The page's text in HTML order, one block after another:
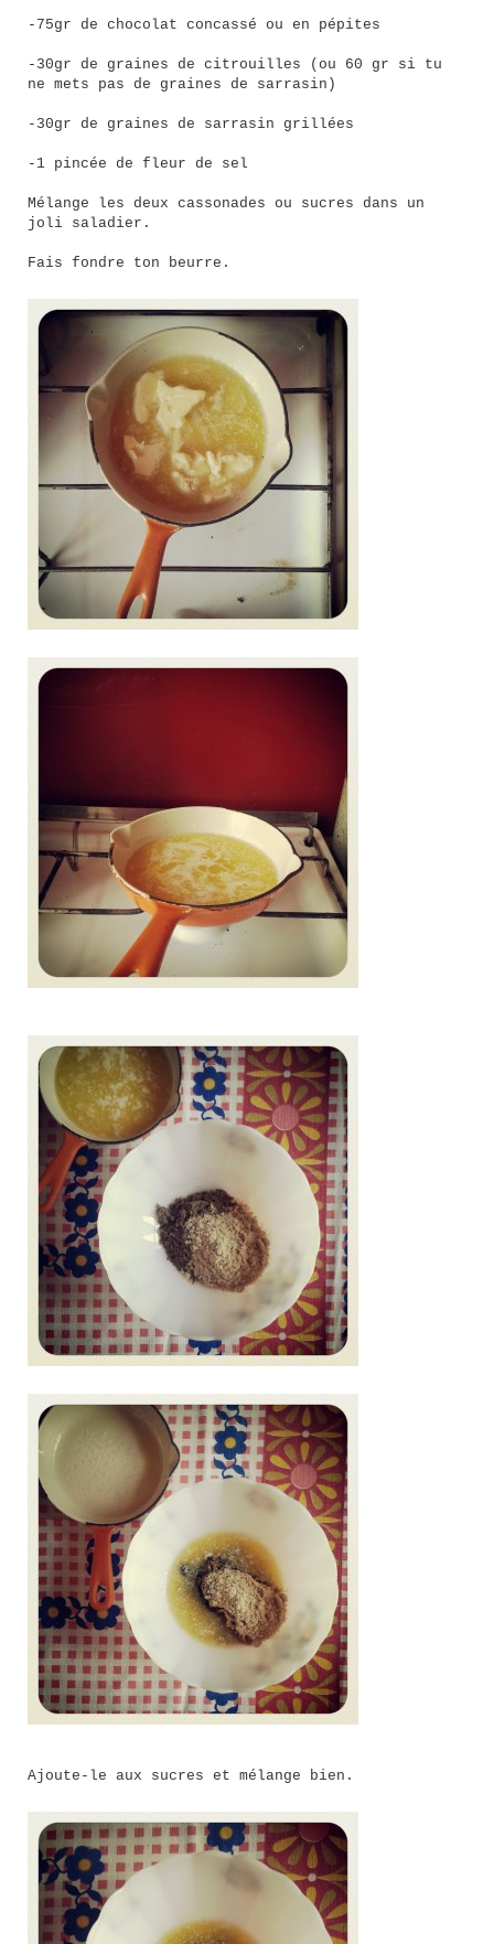
-75gr de chocolat concassé ou en pépites
-30gr de graines de citrouilles (ou 60 gr si tu
ne mets pas de graines de sarrasin)
-30gr de graines de sarrasin grillées
-1 pincée de fleur de sel
Mélange les deux cassonades ou sucres dans un
joli saladier.
Fais fondre ton beurre.
Ajoute-le aux sucres et mélange bien.